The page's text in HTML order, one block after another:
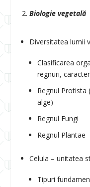
Biologie vegetală
Diversitatea lumii
Clasificarea
regnuri,
Regnul Protista
alge)
Regnul Fungi
Regnul Plantae
Celula – unitatea
Tipuri